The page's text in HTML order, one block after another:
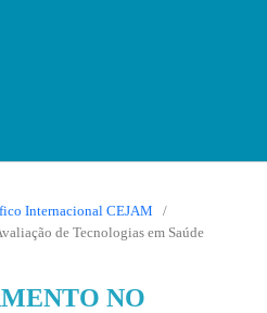
Internacional CEJAM
/
de Tecnologias em Saúde
NO